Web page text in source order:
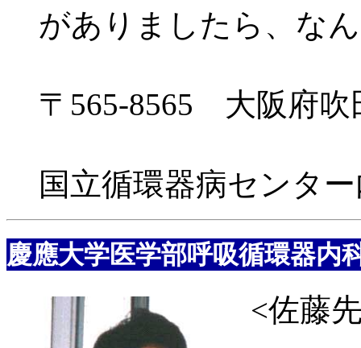
がありましたら、な
〒565-8565 大阪府吹
国立循環器病センタ
慶應大学医学部呼吸循
<佐藤